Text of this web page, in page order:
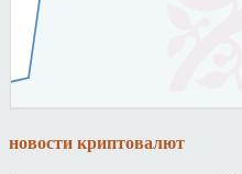
новости криптовалют